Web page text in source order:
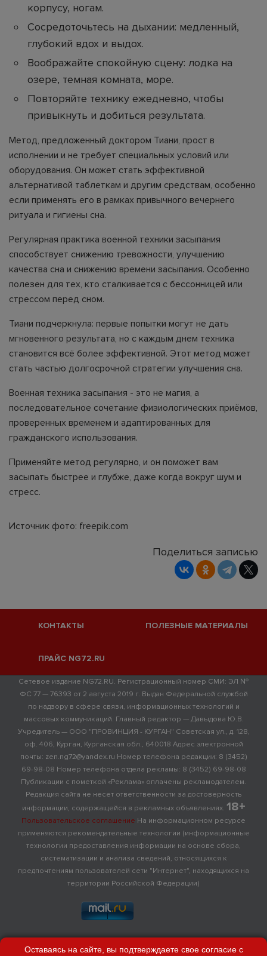
корпусу, ногам.
Сосредоточьтесь на дыхании: медленный,
глубокий вдох и выдох.
Воображайте спокойную сцену: лодка на
озере, темная комната, море.
Повторяйте технику ежедневно, чтобы
привыкнуть и добиться результата.
Метод, предложенный доктором Тиани, прост в
исполнении и не требует специальных условий или
оборудования. Он может стать эффективной
альтернативой таблеткам и другим средствам, особенно
если применять его в рамках привычного вечернего
ритуала и гигиены сна.
Регулярная практика военной техники засыпания
способствует снижению тревожности, улучшению
качества сна и снижению времени засыпания. Особенно
полезен для тех, кто сталкивается с бессонницей или
стрессом перед сном.
Тиани подчеркнула: первые попытки могут не дать
мгновенного результата, но с каждым днем техника
становится всё более эффективной. Этот метод может
стать частью долгосрочной стратегии улучшения сна.
Военная техника засыпания - это не магия, а
последовательное сочетание физиологических приёмов,
проверенных временем и адаптированных для
гражданского использования.
Применяйте метод регулярно, и он поможет вам
засыпать быстрее и глубже, даже когда вокруг шум и
стресс.
Источник фото: freepik.com
Поделиться записью
КОНТАКТЫ ПОЛЕЗНЫЕ МАТЕРИАЛЫ
ПРАЙС NG72.RU
Сетевое издание NG72.RU. Регистрационный номер СМИ: ЭЛ №
ФС 77 — 76393 от 2 августа 2019 г. Выдан Федеральной службой
по надзору в сфере связи, информационных технологий и
массовых коммуникаций. Главный редактор — Давыдова Ю.В.
Учредитель — ООО "ПРОВИНЦИЯ - КУРГАН" Советская ул., д. 128,
оф. 406, Курган, Курганская обл., 640018 Адрес электронной
почты: zen.ng72@yandex.ru Номер телефона редакции: 8 (3452)
69-98-08 Номер телефона отдела рекламы: 8 (3452) 69-98-08
Публикации с пометкой «Реклама» оплачены рекламодателем.
Редакция сайта не несет ответственности за достоверность
информации, содержащейся в рекламных объявлениях. 18+
Пользовательское соглашение На информационном ресурсе
применяются рекомендательные технологии (информационные
технологии предоставления информации на основе сбора,
систематизации и анализа сведений, относящихся к
предпочтениям пользователей сети "Интернет", находящихся на
территории Российской Федерации)
Оставаясь на сайте, вы подтверждаете свое согласие с